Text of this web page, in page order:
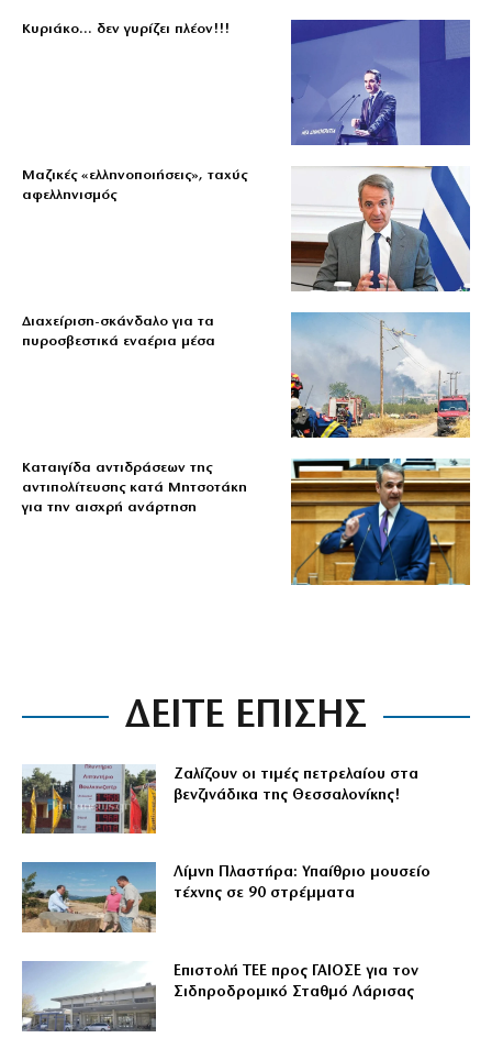
Κυριάκο… δεν γυρίζει πλέον!!!
Μαζικές «ελληνοποιήσεις», ταχύς
αφελληνισμός
Διαχείριση-σκάνδαλο για τα
πυροσβεστικά εναέρια μέσα
Καταιγίδα αντιδράσεων της
αντιπολίτευσης κατά Μητσοτάκη
για την αισχρή ανάρτηση
ΔΕΙΤΕ ΕΠΙΣΗΣ
Ζαλίζουν οι τιμές πετρελαίου στα
βενζινάδικα της Θεσσαλονίκης!
Λίμνη Πλαστήρα: Υπαίθριο μουσείο
τέχνης σε 90 στρέμματα
Επιστολή ΤΕΕ προς ΓΑΙΟΣΕ για τον
Σιδηροδρομικό Σταθμό Λάρισας